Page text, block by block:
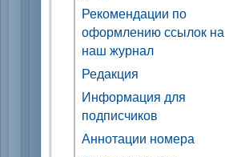
Рекомендации по
оформлению ссылок на
наш журнал
Редакция
Информация для
подписчиков
Аннотации номера